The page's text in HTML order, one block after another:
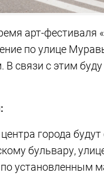
арт-фестиваля
по улице
В связи с этим
города
бульвару,
установленным